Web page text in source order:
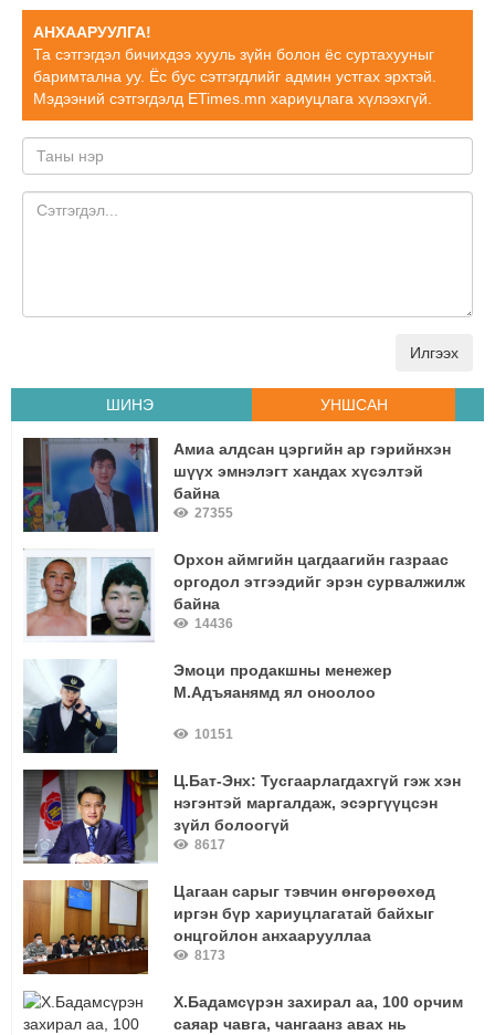
АНХААРУУЛГА!
Та сэтгэгдэл бичихдээ хууль зүйн болон ёс суртахууныг
баримтална уу. Ёс бус сэтгэгдлийг админ устгах эрхтэй.
Мэдээний сэтгэгдэлд ETimes.mn хариуцлага хүлээхгүй.
Илгээх
ШИНЭ УНШСАН
Амиа алдсан цэргийн ар гэрийнхэн
шүүх эмнэлэгт хандах хүсэлтэй
байна
27355
Орхон аймгийн цагдаагийн газраас
оргодол этгээдийг эрэн сурвалжилж
байна
14436
Эмоци продакшны менежер
М.Адъяанямд ял оноолоо
10151
Ц.Бат-Энх: Тусгаарлагдахгүй гэж хэн
нэгэнтэй маргалдаж, эсэргүүцсэн
зүйл болоогүй
8617
Цагаан сарыг тэвчин өнгөрөөхөд
иргэн бүр хариуцлагатай байхыг
онцгойлон анхаарууллаа
8173
Х.Бадамсүрэн захирал аа, 100 орчим
саяар чавга, чангаанз авах нь